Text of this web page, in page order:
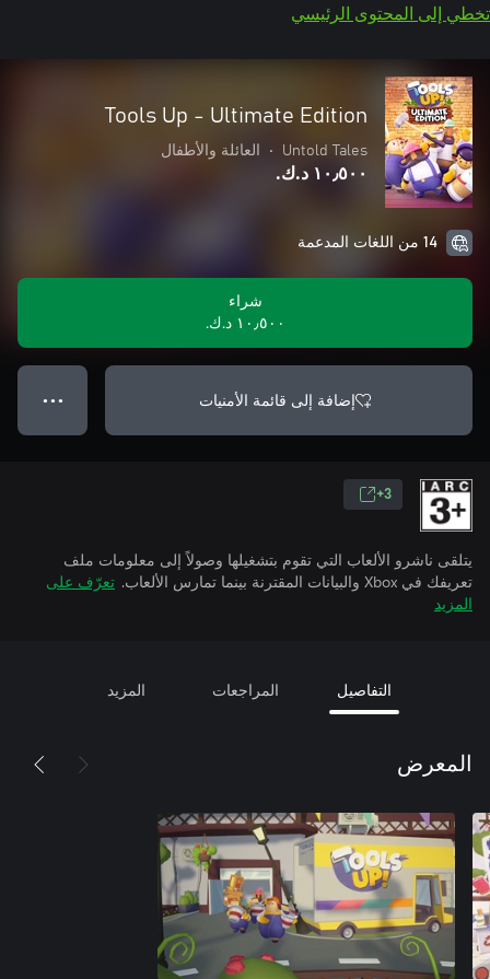
تخطي إلى المحتوى الرئيسي
Tools Up - Ultimate Edition
Untold Tales
• العائلة والأطفال
١٠٫٥٠٠ د.ك.‏
14 من اللغات المدعمة
شراء
١٠٫٥٠٠ د.ك.‏
إضافة إلى قائمة الأمنيات ● ● ●
3+
يتلقى ناشرو الألعاب التي تقوم بتشغيلها وصولاً إلى معلومات ملف
تعريفك في Xbox والبيانات المقترنة بينما تمارس الألعاب.
تعرّف على
المزيد
التفاصيل المراجعات المزيد
المعرض